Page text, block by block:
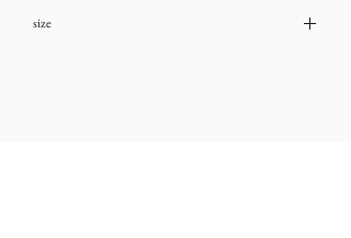
どは、ご利用ガイドをチェック頂き、気
size